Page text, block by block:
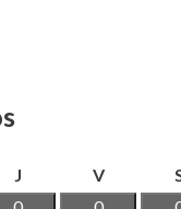
Jjueves Vviernes